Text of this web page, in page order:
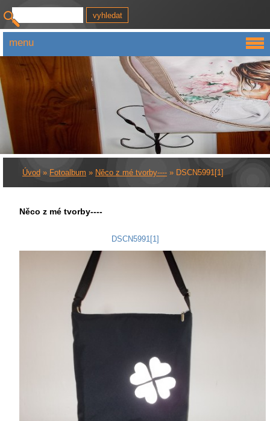
Úvod » Fotoalbum » Něco z mé tvorby---- » DSCN5991[1]
Něco z mé tvorby----
DSCN5991[1]
menu